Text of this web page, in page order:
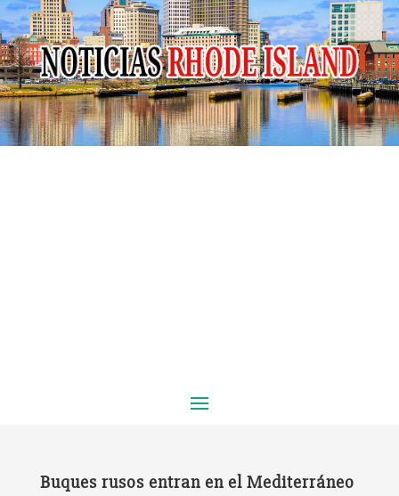
Buques rusos entran en el Mediterráneo